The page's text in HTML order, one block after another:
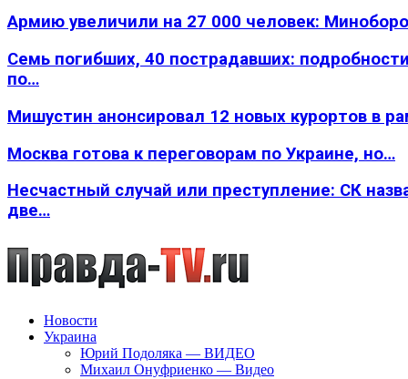
Армию увеличили на 27 000 человек:
Семь погибших, 40 пострадавших:
по…
Мишустин анонсировал 12 новых курортов в
Москва готова к переговорам по Украине, но…
Несчастный случай или преступление: СК
две…
Новости
Украина
Юрий Подоляка — ВИДЕО
Михаил Онуфриенко — Видео